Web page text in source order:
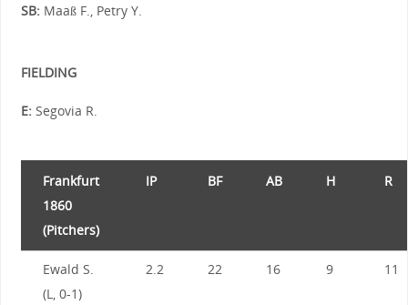
SB:Maaß F., Petry Y.
FIELDING
E:Segovia R.
Frankfurt
1860
(Pitchers)
IP BF AB H R
Ewald S.
(L, 0-1)
2.2 22 16 9 11